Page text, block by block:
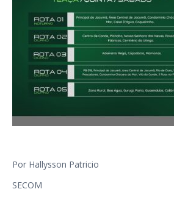
Por Hallysson Patricio
SECOM